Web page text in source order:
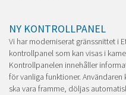
NY KONTROLLPANEL
Vi har moderniserat gränssnittet i
kontrollpanel som kan visas i
Kontrollpanelen innehåller
för vanliga funktioner.
ska vara framme, döljas